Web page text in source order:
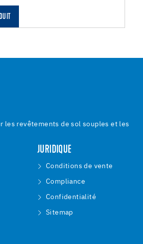
les revêtements de sol souples et les
JURIDIQUE
Conditions de vente
Compliance
Confidentialité
Sitemap